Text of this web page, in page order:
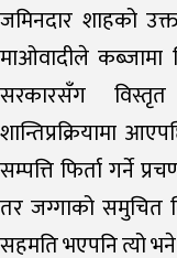
जमिनदार शाहको
माओवादीले कब्जामा
सरकारसँग विस्तृत
शान्तिप्रक्रियामा
सम्पत्ति फिर्ता गर्ने
तर जग्गाको समुचित
सहमति भएपनि त्यो